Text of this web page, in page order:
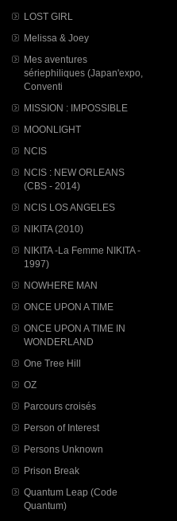
LOST GIRL
Melissa & Joey
Mes aventures
sériephiliques (Japan'expo,
Conventi
MISSION : IMPOSSIBLE
MOONLIGHT
NCIS
NCIS : NEW ORLEANS
(CBS - 2014)
NCIS LOS ANGELES
NIKITA (2010)
NIKITA -La Femme NIKITA -
1997)
NOWHERE MAN
ONCE UPON A TIME
ONCE UPON A TIME IN
WONDERLAND
One Tree Hill
OZ
Parcours croisés
Person of Interest
Persons Unknown
Prison Break
Quantum Leap (Code
Quantum)